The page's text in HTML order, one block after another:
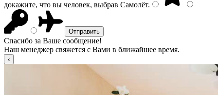
докажите, что вы человек, выбрав Самолёт.
Спасибо за Ваше сообщение!
Наш менеджер свяжется с Вами в ближайшее время.